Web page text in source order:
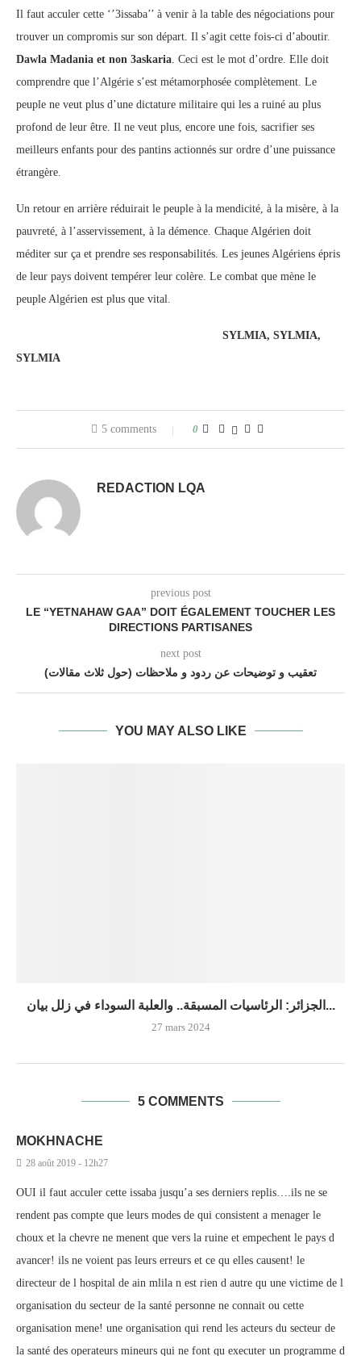
Il faut acculer cette ‘’3issaba’’ à venir à la table des négociations pour
trouver un compromis sur son départ. Il s’agit cette fois-ci d’aboutir.
Dawla Madania et non 3askaria. Ceci est le mot d’ordre. Elle doit
comprendre que l’Algérie s’est métamorphosée complètement. Le
peuple ne veut plus d’une dictature militaire qui les a ruiné au plus
profond de leur être. Il ne veut plus, encore une fois, sacrifier ses
meilleurs enfants pour des pantins actionnés sur ordre d’une puissance
étrangère.
Un retour en arrière réduirait le peuple à la mendicité, à la misère, à la
pauvreté, à l’asservissement, à la démence. Chaque Algérien doit
méditer sur ça et prendre ses responsabilités. Les jeunes Algériens épris
de leur pays doivent tempérer leur colère. Le combat que mène le
peuple Algérien est plus que vital.
SYLMIA, SYLMIA,
SYLMIA
5 comments 0
REDACTION LQA
previous post
LE “YETNAHAW GAA” DOIT ÉGALEMENT TOUCHER LES
DIRECTIONS PARTISANES
next post
تعقيب و توضيحات عن ردود و ملاحظات (حول ثلاث مقالات)
YOU MAY ALSO LIKE
الجزائر: الرئاسيات المسبقة.. والعلبة السوداء في زلل بيان...
27 mars 2024
5 COMMENTS
MOKHNACHE
28 août 2019 - 12h27
OUI il faut acculer cette issaba jusqu’a ses derniers replis….ils ne se
rendent pas compte que leurs modes de qui consistent a menager le
choux et la chevre ne menent que vers la ruine et empechent le pays d
avancer! ils ne voient pas leurs erreurs et ce qu elles causent! le
directeur de l hospital de ain mlila n est rien d autre qu une victime de l
organisation du secteur de la santé personne ne connait ou cette
organisation mene! une organisation qui rend les acteurs du secteur de
la santé des operateurs mineurs qui ne font qu executer un programme d